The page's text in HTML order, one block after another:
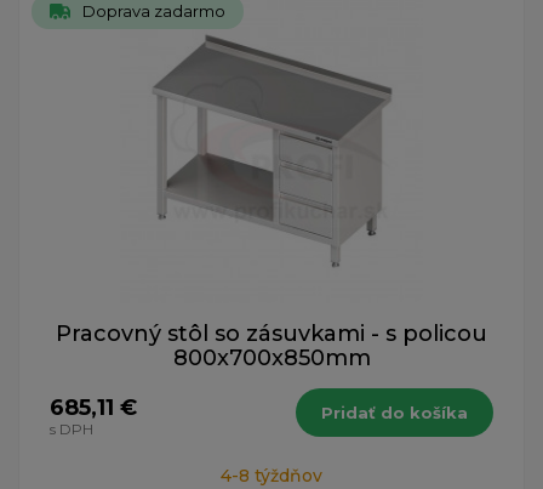
Doprava zadarmo
Pracovný stôl so zásuvkami - s policou
800x700x850mm
685,11 €
s DPH
Pridať do košíka
4-8 týždňov